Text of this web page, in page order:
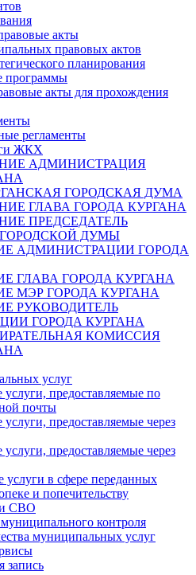
акты
правовых актов
планирования
программы
акты для прохождения
регламенты
ЖКХ
АДМИНИСТРАЦИЯ
ГОРОДСКАЯ ДУМА
ГЛАВА ГОРОДА КУРГАНА
ПРЕДСЕДАТЕЛЬ
ДУМЫ
АДМИНИСТРАЦИИ ГОРОДА
ГЛАВА ГОРОДА КУРГАНА
МЭР ГОРОДА КУРГАНА
РУКОВОДИТЕЛЬ
ГОРОДА КУРГАНА
КОМИССИЯ
услуг
предоставляемые по
почты
предоставляемые через
предоставляемые через
услуги в сфере переданных
и попечительству
СВО
контроля
муниципальных услуг
запись